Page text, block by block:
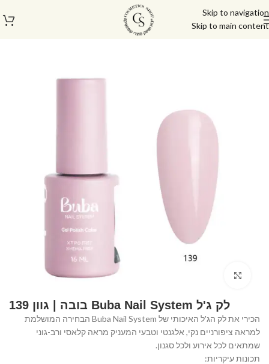
Skip to navigation
Skip to main content
לק ג'ל Buba Nail System בובה | גוון 139
הכירי את לק הג'ל האיכותי של Buba Nail System הבחירה המושלמת
למראה ציפורניים נקי, אלגנטי וטבעי המעניק מראה קלאסי ורב-גוני
שמתאים לכל אירוע ולכל סגנון.
תכונות עיקריות: